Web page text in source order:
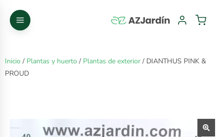
Inicio / Plantas y huerto / Plantas de exterior / DIANTHUS PINK &
PROUD